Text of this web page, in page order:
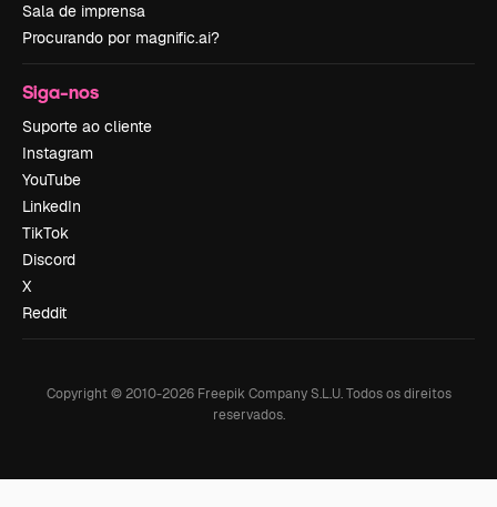
Sala de imprensa
Procurando por magnific.ai?
Siga-nos
Suporte ao cliente
Instagram
YouTube
LinkedIn
TikTok
Discord
X
Reddit
Copyright © 2010-2026Freepik Company S.L.U. Todos os direitos
reservados.